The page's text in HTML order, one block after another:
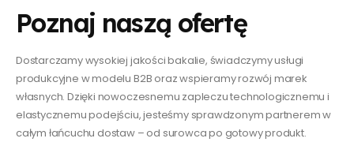
Poznaj naszą ofertę
Dostarczamy wysokiej jakości bakalie, świadczymy usługi
produkcyjne w modelu B2B oraz wspieramy rozwój marek
własnych. Dzięki nowoczesnemu zapleczu technologicznemu i
elastycznemu podejściu, jesteśmy sprawdzonym partnerem w
całym łańcuchu dostaw – od surowca po gotowy produkt.